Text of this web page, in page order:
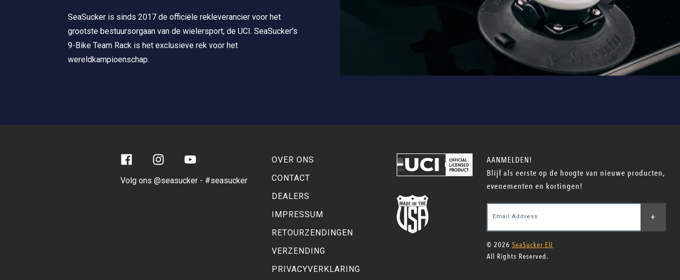
SeaSucker is sinds 2017 de officiële rekleverancier voor het
grootste bestuursorgaan van de wielersport, de UCI. SeaSucker's
9-Bike Team Rack is het exclusieve rek voor het
wereldkampioenschap.
Facebook Instagram YouTube
Volg ons @seasucker - #seasucker
OVER ONS
CONTACT
DEALERS
IMPRESSUM
RETOURZENDINGEN
VERZENDING
PRIVACYVERKLARING
AANMELDEN!
Blijf als eerste op de hoogte van nieuwe producten,
evenementen en kortingen!
Email Address +
© 2026SeaSucker EU
All Rights Reserved.